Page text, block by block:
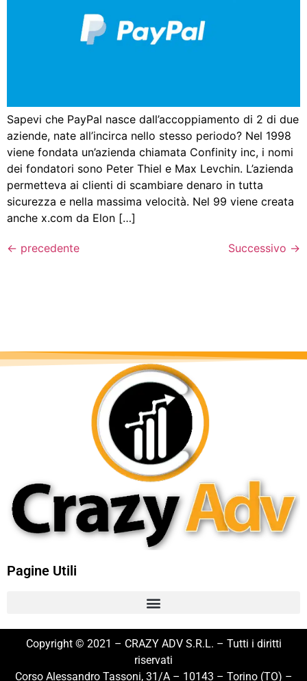
Sapevi che PayPal nasce dall’accoppiamento di 2 di due
aziende, nate all’incirca nello stesso periodo? Nel 1998
viene fondata un’azienda chiamata Confinity inc, i nomi
dei fondatori sono Peter Thiel e Max Levchin. L’azienda
permetteva ai clienti di scambiare denaro in tutta
sicurezza e nella massima velocità. Nel 99 viene creata
anche x.com da Elon […]
← precedente Successivo →
Pagine Utili
Copyright © 2021 – CRAZY ADV S.R.L. – Tutti i diritti
riservati
Corso Alessandro Tassoni, 31/A – 10143 – Torino (TO) –